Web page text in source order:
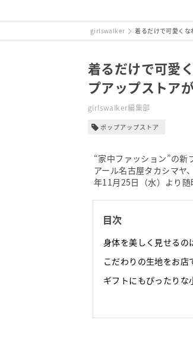
girlswalker 着るだけで可愛くな
着るだけで可愛
プアップストア
girlswalker編集部
ポップアップストア
“家中ファッション”の新
アール名古屋タカシマヤ
年11月25日（水）より随
目次
身体を美しく見せるの
こだわりの生地をお店
ギフトにもぴったりな